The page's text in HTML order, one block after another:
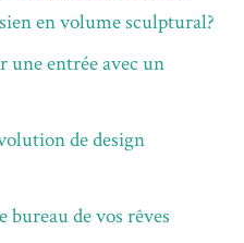
en volume sculptural?
une entrée avec un
de design
bureau de vos rêves